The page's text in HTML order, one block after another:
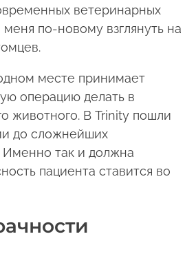
ветеринарных
меня по-новому взглянуть на
месте принимает
операцию делать в
животного. В Trinity пошли
до сложнейших
Именно так и должна
пациента ставится во